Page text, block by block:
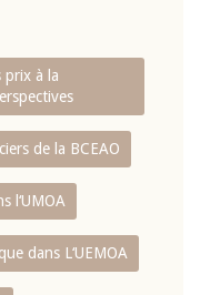
prix à la
de la BCEAO
l‘UMOA
dans L‘UEMOA